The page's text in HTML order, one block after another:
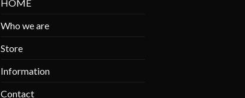
HOME
Who we are
Store
Information
Contact